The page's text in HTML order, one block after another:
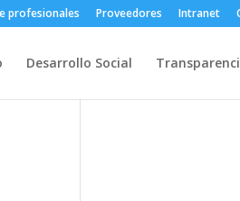
profesionales Proveedores Intranet
Desarrollo Social